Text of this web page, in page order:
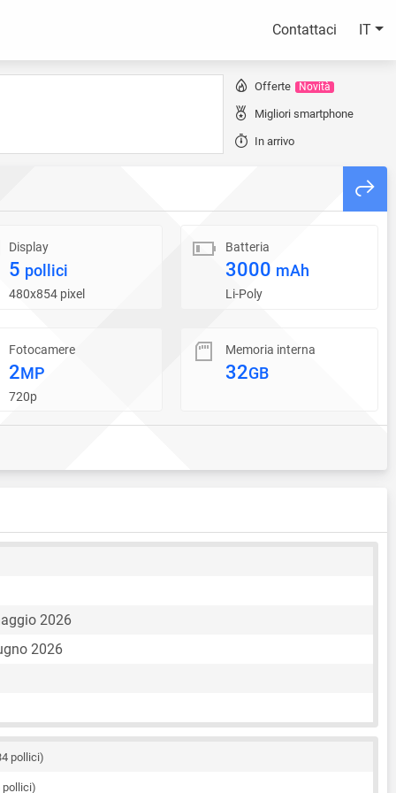
Contattaci IT
Offerte Novità
Migliori smartphone
In arrivo
Display
5 pollici
480x854 pixel
Batteria
3000 mAh
Li-Poly
Fotocamere
2MP
720p
Memoria interna
32GB
2026
2026
pollici)
pollici)